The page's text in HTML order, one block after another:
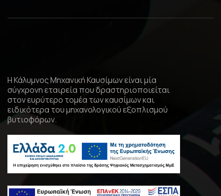
Η Κάλυμνος Μηχανική Καυσίμων είναι μία
σύγχρονη εταιρεία που δραστηριοποιείται
στον ευρύτερο τομέα των καυσίμων και
ειδικότερα του μηχανολογικού εξοπλισμού
βυτιοφόρων.